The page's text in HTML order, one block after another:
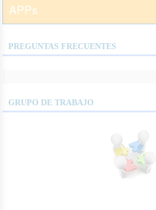
APPs
PREGUNTAS FRECUENTES
GRUPO DE TRABAJO